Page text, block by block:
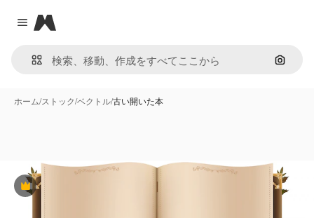
Close menu
Magnific
画像で
ホーム/ストック/ベクトル/古い開いた本
Premium